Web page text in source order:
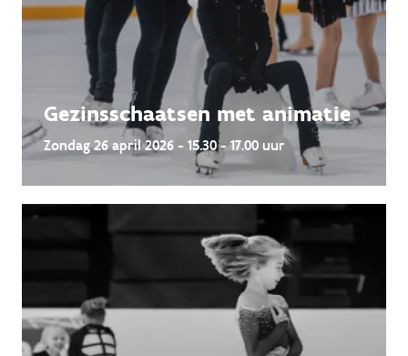
Gezinsschaatsen met animatie
Zondag 26 april 2026 - 15.30 - 17.00 uur